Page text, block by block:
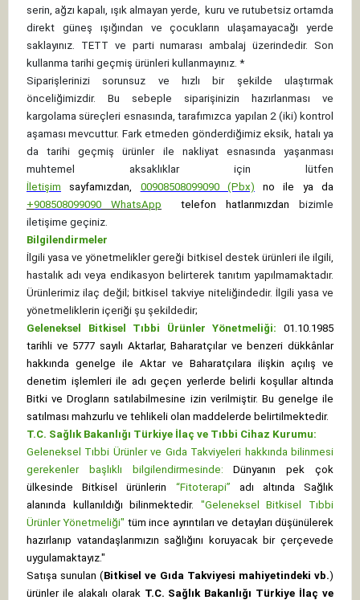
serin, ağzı kapalı, ışık almayan yerde, kuru ve rutubetsiz ortamda
direkt güneş ışığından ve çocukların ulaşamayacağı yerde
saklayınız. TETT ve parti numarası ambalaj üzerindedir. Son
kullanma tarihi geçmiş ürünleri kullanmayınız. *
Siparişlerinizi sorunsuz ve hızlı bir şekilde ulaştırmak
önceliğimizdir. Bu sebeple siparişinizin hazırlanması ve
kargolama süreçleri esnasında, tarafımızca yapılan 2 (iki) kontrol
aşaması mevcuttur. Fark etmeden gönderdiğimiz eksik, hatalı ya
da tarihi geçmiş ürünler ile nakliyat esnasında yaşanması
muhtemel aksaklıklar için lütfen
İletişim
sayfamızdan, 00908508099090 (Pbx) no ile ya da
+908508099090 WhatsApp telefon hatlarımızdan bizimle
iletişime geçiniz.
Bilgilendirmeler
İlgili yasa ve yönetmelikler gereği bitkisel destek ürünleri ile ilgili,
hastalık adı veya endikasyon belirterek tanıtım yapılmamaktadır.
Ürünlerimiz ilaç değil; bitkisel takviye niteliğindedir. İlgili yasa ve
yönetmeliklerin içeriği şu şekildedir;
Geleneksel Bitkisel Tıbbi Ürünler Yönetmeliği: 01.10.1985
tarihli ve 5777 sayılı Aktarlar, Baharatçılar ve benzeri dükkânlar
hakkında genelge ile Aktar ve Baharatçılara ilişkin açılış ve
denetim işlemleri ile adı geçen yerlerde belirli koşullar altında
Bitki ve Drogların satılabilmesine izin verilmiştir. Bu genelge ile
satılması mahzurlu ve tehlikeli olan maddelerde belirtilmektedir.
T.C. Sağlık Bakanlığı Türkiye İlaç ve Tıbbi Cihaz Kurumu:
Geleneksel Tıbbi Ürünler ve Gıda Takviyeleri hakkında bilinmesi
gerekenler başlıklı bilgilendirmesinde:
Dünyanın pek çok
ülkesinde Bitkisel ürünlerin “Fitoterapi” adı altında Sağlık
alanında kullanıldığı bilinmektedir. "Geleneksel Bitkisel Tıbbi
Ürünler Yönetmeliği" tüm ince ayrıntıları ve detayları düşünülerek
hazırlanıp vatandaşlarımızın sağlığını koruyacak bir çerçevede
uygulamaktayız."
Satışa sunulan (Bitkisel ve Gıda Takviyesi mahiyetindeki vb.)
ürünler ile alakalı olarak T.C. Sağlık Bakanlığı Türkiye İlaç ve